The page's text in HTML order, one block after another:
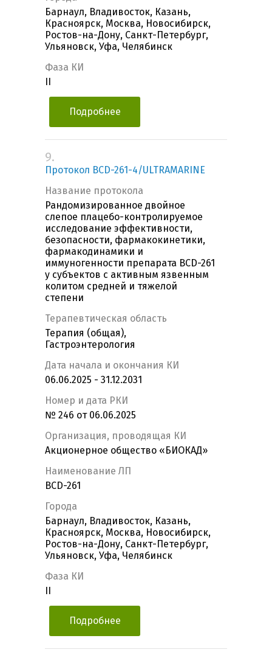
Барнаул, Владивосток, Казань,
Красноярск, Москва, Новосибирск,
Ростов-на-Дону, Санкт-Петербург,
Ульяновск, Уфа, Челябинск
Фаза КИ
Подробнее
9.
Протокол BCD-261-4/ULTRAMARINE
Название протокола
Рандомизированное двойное
слепое плацебо-контролируемое
исследование эффективности,
безопасности, фармакокинетики,
фармакодинамики и
иммуногенности препарата BCD-261
у субъектов с активным язвенным
колитом средней и тяжелой
степени
Терапевтическая область
Терапия (общая),
Гастроэнтерология
Дата начала и окончания КИ
06.06.2025 - 31.12.2031
Номер и дата РКИ
№ 246 от 06.06.2025
Организация, проводящая КИ
Акционерное общество «БИОКАД»
Наименование ЛП
BCD-261
Города
Барнаул, Владивосток, Казань,
Красноярск, Москва, Новосибирск,
Ростов-на-Дону, Санкт-Петербург,
Ульяновск, Уфа, Челябинск
Фаза КИ
Подробнее